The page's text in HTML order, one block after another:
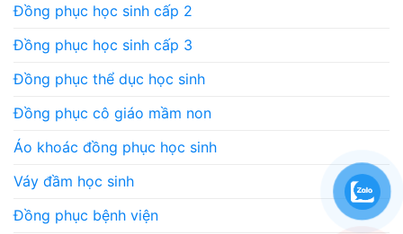
Đồng phục học sinh cấp 2
Đồng phục học sinh cấp 3
Đồng phục thể dục học sinh
Đồng phục cô giáo mầm non
Áo khoác đồng phục học sinh
Váy đầm học sinh
Đồng phục bệnh viện